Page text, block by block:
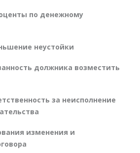
по денежному
неустойки
должника возместить
за неисполнение
изменения и